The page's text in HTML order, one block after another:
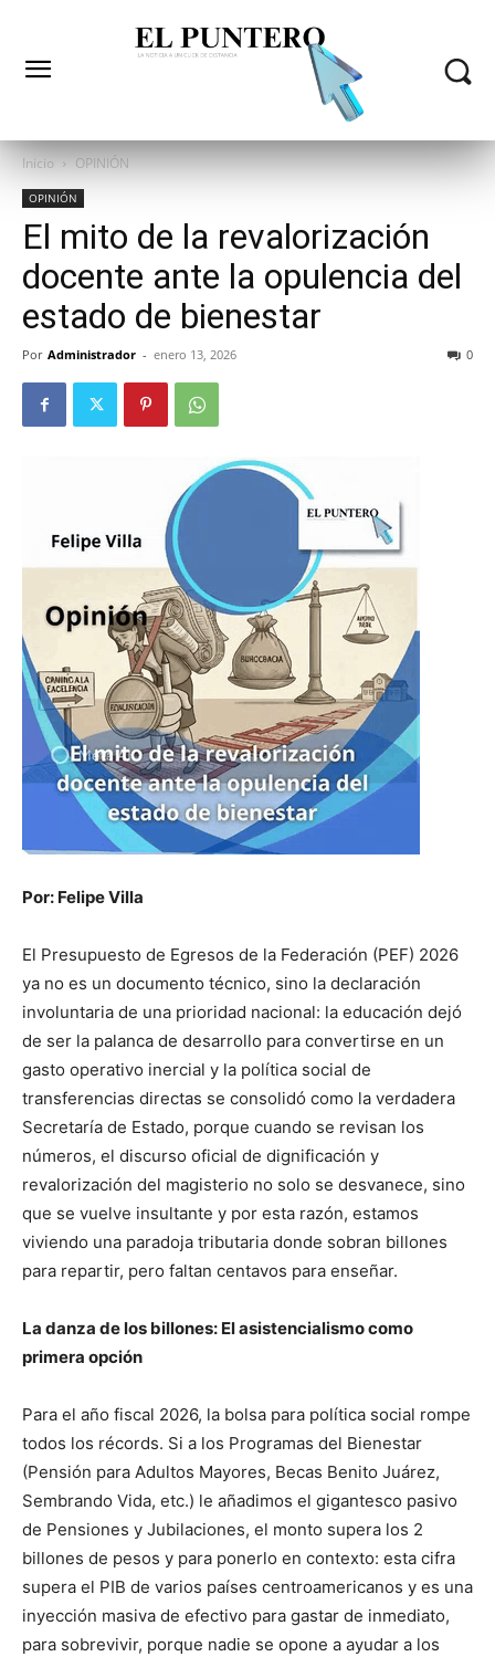
Inicio OPINIÓN
OPINIÓN
El mito de la revalorización
docente ante la opulencia del
estado de bienestar
Por Administrador - enero 13, 2026 0
Por: Felipe Villa
El Presupuesto de Egresos de la Federación (PEF) 2026
ya no es un documento técnico, sino la declaración
involuntaria de una prioridad nacional: la educación dejó
de ser la palanca de desarrollo para convertirse en un
gasto operativo inercial y la política social de
transferencias directas se consolidó como la verdadera
Secretaría de Estado, porque cuando se revisan los
números, el discurso oficial de dignificación y
revalorización del magisterio no solo se desvanece, sino
que se vuelve insultante y por esta razón, estamos
viviendo una paradoja tributaria donde sobran billones
para repartir, pero faltan centavos para enseñar.
La danza de los billones: El asistencialismo como
primera opción
Para el año fiscal 2026, la bolsa para política social rompe
todos los récords. Si a los Programas del Bienestar
(Pensión para Adultos Mayores, Becas Benito Juárez,
Sembrando Vida, etc.) le añadimos el gigantesco pasivo
de Pensiones y Jubilaciones, el monto supera los 2
billones de pesos y para ponerlo en contexto: esta cifra
supera el PIB de varios países centroamericanos y es una
inyección masiva de efectivo para gastar de inmediato,
para sobrevivir, porque nadie se opone a ayudar a los